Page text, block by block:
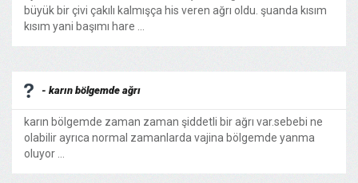
büyük bir çivi çakılı kalmışça his veren ağrı oldu. şuanda kısım
kısım yani başımı hare ...
- karın bölgemde ağrı
karın bölgemde zaman zaman şiddetli bir ağrı var.sebebi ne
olabilir ayrıca normal zamanlarda vajina bölgemde yanma
oluyor ...